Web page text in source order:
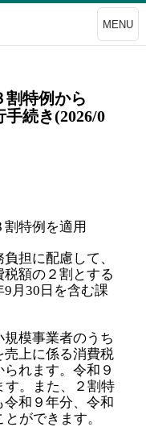
MENU
割特例から
続き(2026/0
特例を適用
担に配慮して、
額の２割とする
月30日を含む課
模事業者のうち
上に係る消費税
れます。令和９
す。また、２割特
和９年分、令和
ができます。